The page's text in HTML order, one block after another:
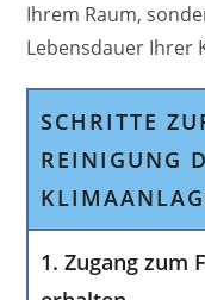
Ihrem Raum,
Lebensdauer Ihrer
SCHRITTE
REINIGUNG
1. Zugang zum